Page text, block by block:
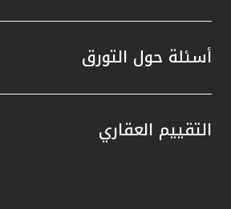
أسئلة حول التورق
التقييم العقاري